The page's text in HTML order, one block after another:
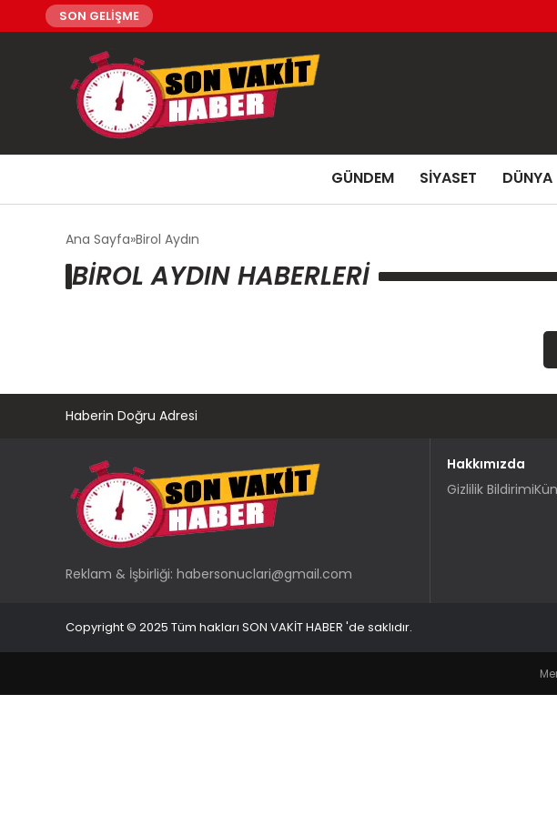
SON GELİŞME
GÜNDEM SIYASET DÜNYA
Ana Sayfa Birol Aydın
BIROL AYDIN HABERLERI
Haberin Doğru Adresi
Reklam & İşbirliği: habersonuclari@gmail.com
Hakkımızda
Gizlilik Bildirimi
Copyright © 2025 Tüm hakları SON VAKİT HABER 'de saklıdır.